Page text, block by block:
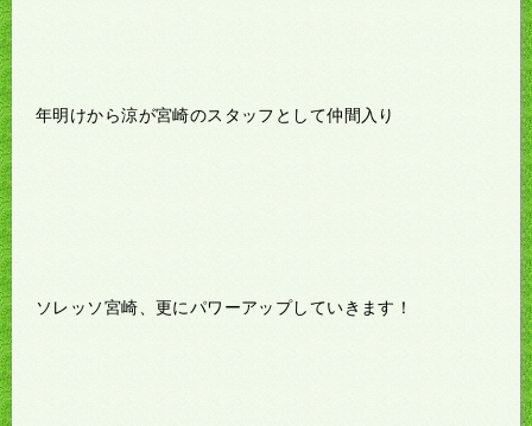
年明けから涼が宮崎のスタッフとして仲間入り
ソレッソ宮崎、更にパワーアップしていきます！